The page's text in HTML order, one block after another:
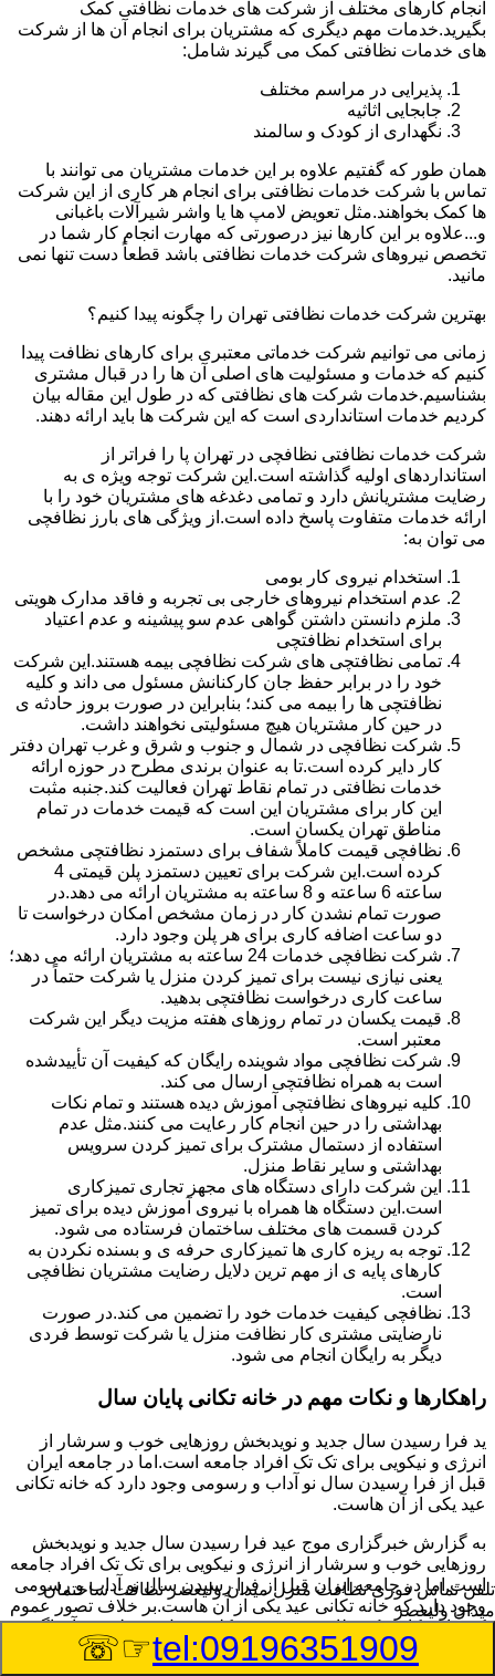
انجام کارهای مختلف از شرکت های خدمات نظافتی کمک
بگیرید.خدمات مهم دیگری که مشتریان برای انجام آن ها از شرکت
های خدمات نظافتی کمک می گیرند شامل:
پذیرایی در مراسم مختلف
جابجایی اثاثیه
نگهداری از کودک و سالمند
همان طور که گفتیم علاوه بر این خدمات مشتریان می توانند با
تماس با شرکت خدمات نظافتی برای انجام هر کاری از این شرکت
ها کمک بخواهند.مثل تعویض لامپ ها یا واشر شیرآلات باغبانی
و...علاوه بر این کارها نیز درصورتی که مهارت انجام کار شما در
تخصص نیروهای شرکت خدمات نظافتی باشد قطعاً دست تنها نمی
مانید.
بهترین شرکت خدمات نظافتی تهران را چگونه پیدا کنیم؟
زمانی می توانیم شرکت خدماتی معتبری برای کارهای نظافت پیدا
کنیم که خدمات و مسئولیت های اصلی آن ها را در قبال مشتری
بشناسیم.خدمات شرکت های نظافتی که در طول این مقاله بیان
کردیم خدمات استانداردی است که این شرکت ها باید ارائه دهند.
شرکت خدمات نظافتی نظافچی در تهران پا را فراتر از
استانداردهای اولیه گذاشته است.این شرکت توجه ویژه ی به
رضایت مشتریانش دارد و تمامی دغدغه های مشتریان خود را با
ارائه خدمات متفاوت پاسخ داده است.از ویژگی های بارز نظافچی
می توان به:
استخدام نیروی کار بومی
عدم استخدام نیروهای خارجی بی تجربه و فاقد مدارک هویتی
ملزم دانستن داشتن گواهی عدم سو پیشینه و عدم اعتیاد
برای استخدام نظافتچی
تمامی نظافتچی های شرکت نظافچی بیمه هستند.این شرکت
خود را در برابر حفظ جان کارکنانش مسئول می داند و کلیه
نظافتچی ها را بیمه می کند؛ بنابراین در صورت بروز حادثه ی
در حین کار مشتریان هیچ مسئولیتی نخواهند داشت.
شرکت نظافچی در شمال و جنوب و شرق و غرب تهران دفتر
کار دایر کرده است.تا به عنوان برندی مطرح در حوزه ارائه
خدمات نظافتی در تمام نقاط تهران فعالیت کند.جنبه مثبت
این کار برای مشتریان این است که قیمت خدمات در تمام
مناطق تهران یکسان است.
نظافچی قیمت کاملاً شفاف برای دستمزد نظافتچی مشخص
کرده است.این شرکت برای تعیین دستمزد پلن قیمتی 4
ساعته 6 ساعته و 8 ساعته به مشتریان ارائه می دهد.در
صورت تمام نشدن کار در زمان مشخص امکان درخواست تا
دو ساعت اضافه کاری برای هر پلن وجود دارد.
شرکت نظافچی خدمات 24 ساعته به مشتریان ارائه می دهد؛
یعنی نیازی نیست برای تمیز کردن منزل یا شرکت حتماً در
ساعت کاری درخواست نظافتچی بدهید.
قیمت یکسان در تمام روزهای هفته مزیت دیگر این شرکت
معتبر است.
شرکت نظافچی مواد شوینده رایگان که کیفیت آن تأییدشده
است به همراه نظافتچی ارسال می کند.
کلیه نیروهای نظافتچی آموزش دیده هستند و تمام نکات
بهداشتی را در حین انجام کار رعایت می کنند.مثل عدم
استفاده از دستمال مشترک برای تمیز کردن سرویس
بهداشتی و سایر نقاط منزل.
این شرکت دارای دستگاه های مجهز تجاری تمیزکاری
است.این دستگاه ها همراه با نیروی آموزش دیده برای تمیز
کردن قسمت های مختلف ساختمان فرستاده می شود.
توجه به ریزه کاری ها تمیزکاری حرفه ی و بسنده نکردن به
کارهای پایه ی از مهم ترین دلایل رضایت مشتریان نظافچی
است.
نظافچی کیفیت خدمات خود را تضمین می کند.در صورت
نارضایتی مشتری کار نظافت منزل یا شرکت توسط فردی
دیگر به رایگان انجام می شود.
راهکارها و نکات مهم در خانه تکانی پایان سال
ید فرا رسیدن سال جدید و نویدبخش روزهایی خوب و سرشار از
انرژی و نیکویی برای تک تک افراد جامعه است.اما در جامعه ایران
قبل از فرا رسیدن سال نو آداب و رسومی وجود دارد که خانه تکانی
عید یکی از آن هاست.
به گزارش خبرگزاری موج عید فرا رسیدن سال جدید و نویدبخش
روزهایی خوب و سرشار از انرژی و نیکویی برای تک تک افراد جامعه
است.اما در جامعه ایران قبل از فرا رسیدن سال نو آداب و رسومی
وجود دارد که خانه تکانی عید یکی از آن هاست.بر خلاف تصور عموم
که خانه تکانی یک نظافت عمومی و کلی منزل به نظر می آید اگر
بخواهیم به طور اصولی آن را انجام دهیم باید به برخی از نکات توجه
بیشتر داشته باشیم.
تلفن تماس فورینظافت منزل میدان ولیعصر نظافت ساختمان
میدان ولیعصر
tel:09196351909
☞☏